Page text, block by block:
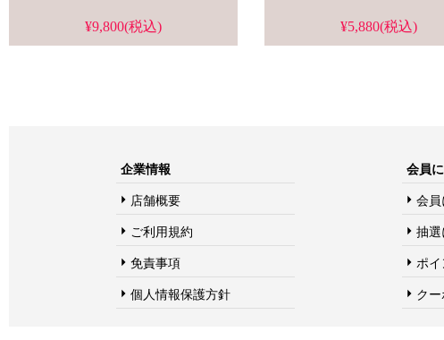
¥9,800(税込) ¥5,880(税込)
企業情報
店舗概要
ご利用規約
免責事項
個人情報保護方針
会員
会員
抽選
ポイ
ク